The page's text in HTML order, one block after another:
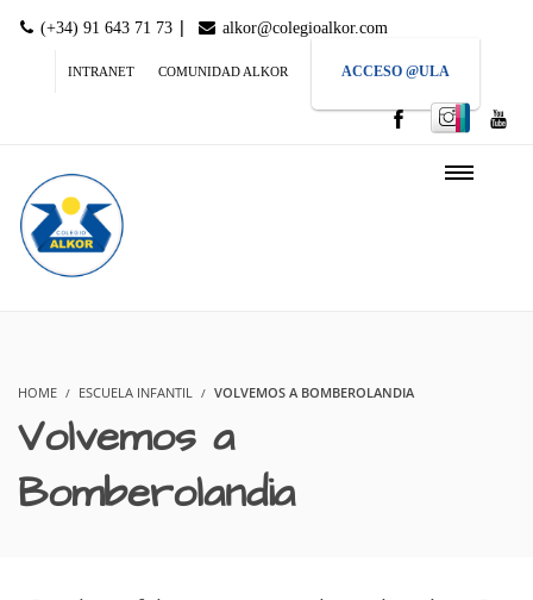
(+34) 91 643 71 73 | alkor@colegioalkor.com
INTRANET COMUNIDAD ALKOR ACCESO @ULA
HOME ESCUELA INFANTIL VOLVEMOS A BOMBEROLANDIA
Volvemos a
Bomberolandia